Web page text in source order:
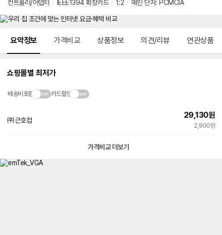
컨트롤러/어댑터 / IEEE1394 확장카드 / 1:2 / 메인 단자: PCMCIA
요약정보 가격비교 상품정보 의견/리뷰 연관상품
쇼핑몰별 최저가
배송비포함 카드할인
㈜근호컴
29,130원
2,900원
가격비교 더보기